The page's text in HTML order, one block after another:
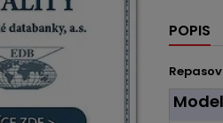
POPIS
Model